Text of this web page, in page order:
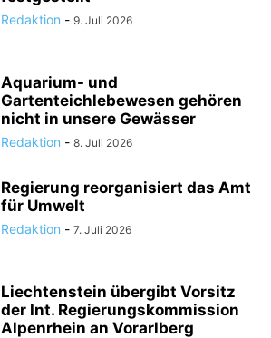
Redaktion - 9. Juli 2026
Aquarium- und
Gartenteichlebewesen gehören
nicht in unsere Gewässer
Redaktion - 8. Juli 2026
Regierung reorganisiert das Amt
für Umwelt
Redaktion - 7. Juli 2026
Liechtenstein übergibt Vorsitz
der Int. Regierungskommission
Alpenrhein an Vorarlberg